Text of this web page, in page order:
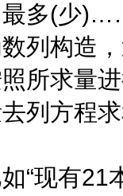
多(少
列构造
所求量
列方程
现有21本